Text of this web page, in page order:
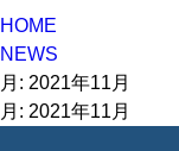
HOME
NEWS
月: 2021年11月
月: 2021年11月